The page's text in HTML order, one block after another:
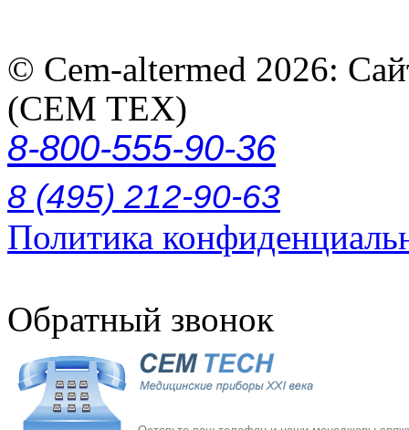
© Cem-altermed 2026:
(СЕМ ТЕХ)
8-800-555-90-36
8 (495) 212-90-63
Политика
Обратный звонок